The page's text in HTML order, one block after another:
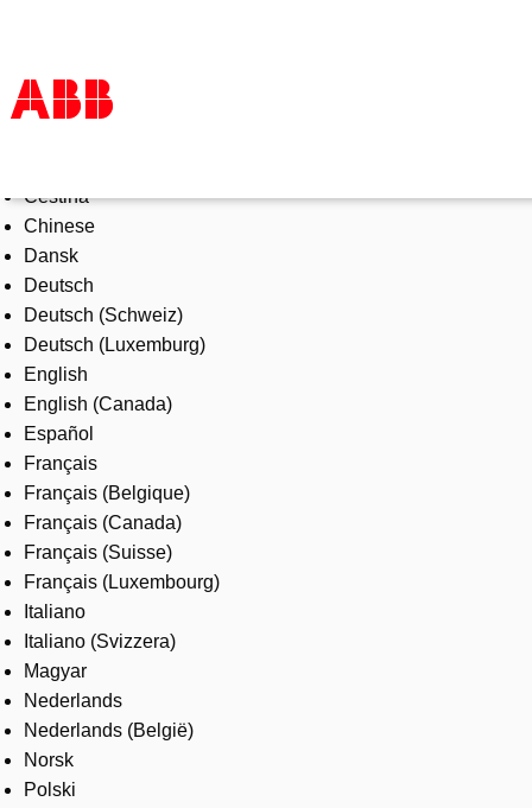
Products & Solutions
Industries
Services
About us
Where to buy
Contact us
Careers
Čeština
Chinese
Dansk
Deutsch
Deutsch (Schweiz)
Deutsch (Luxemburg)
English
English (Canada)
Español
Français
Français (Belgique)
Français (Canada)
Français (Suisse)
Français (Luxembourg)
Italiano
Italiano (Svizzera)
Magyar
Nederlands
Nederlands (België)
Norsk
Polski